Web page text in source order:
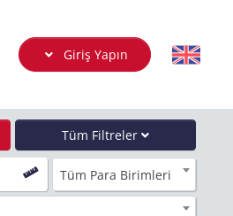
Giriş Yapın
Tüm Filtreler
Tüm Para Birimleri